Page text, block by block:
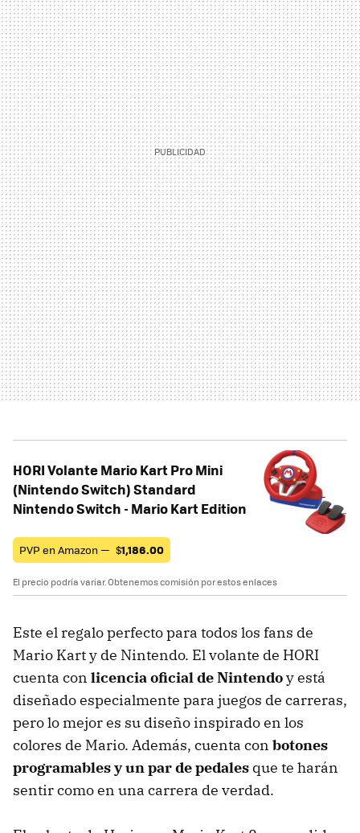
HORI Volante Mario Kart Pro Mini
(Nintendo Switch) Standard
Nintendo Switch - Mario Kart Edition
PVP en Amazon — $1,186.00
El precio podría variar. Obtenemos comisión por estos enlaces
Este el regalo perfecto para todos los fans de
Mario Kart y de Nintendo. El volante de HORI
cuenta con licencia oficial de Nintendoy está
diseñado especialmente para juegos de carreras,
pero lo mejor es su diseño inspirado en los
colores de Mario. Además, cuenta con botones
programables y un par de pedales que te harán
sentir como en una carrera de verdad.